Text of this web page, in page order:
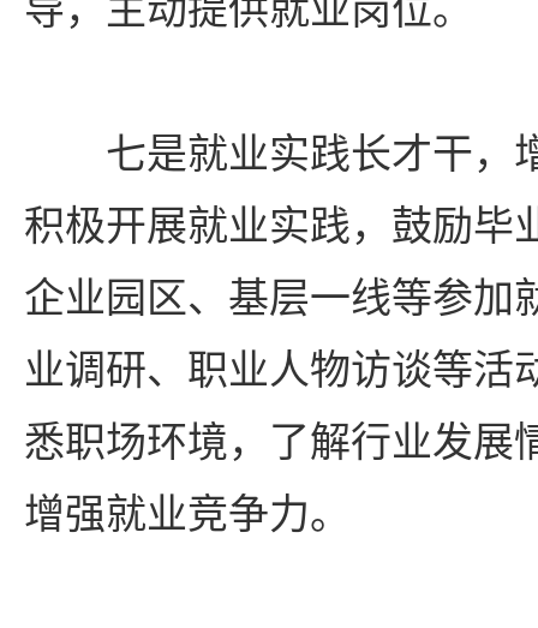
七是就业实践长才干，
积极开展就业实践，鼓励毕
企业园区、基层一线等参加
业调研、职业人物访谈等活
悉职场环境，了解行业发展
增强就业竞争力。